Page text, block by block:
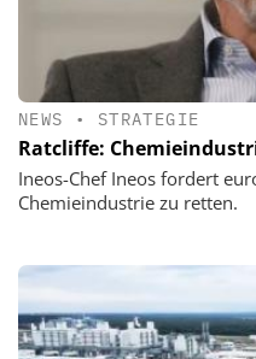
NEWS • STRATEGIE
Ratcliffe:
Ineos-Chef Ineos fordert
Chemieindustrie zu retten.